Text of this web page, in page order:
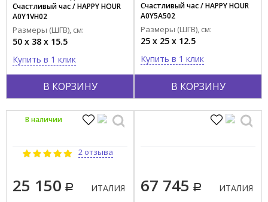
Красный
Показать все
Тип поверхности
Глянцевый
Матовый
Материал
Фаянс
Фарфор
В КОРЗИНУ
Счастливый час / HAPPY HOUR
A0Y1VH02
Размеры (ШГВ), см:
50 x 38 x 15.5
Купить в 1 клик
В КОРЗИНУ
Счастливый час / HAPPY HOUR
A0Y5A502
Размеры (ШГВ), см:
25 x 25 x 12.5
Купить в 1 клик
2 отзыва
25 150 ИТАЛИЯ
В наличии
67 745 ИТАЛИЯ